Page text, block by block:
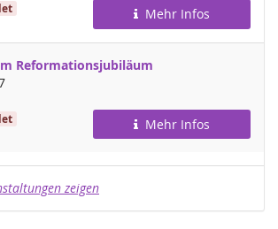
Mehr Infos
Reformationsjubiläum
Mehr Infos
zeigen